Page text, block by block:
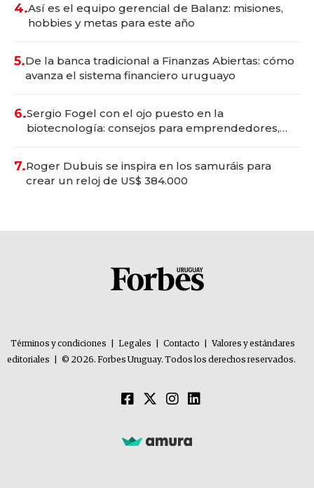
4.Así es el equipo gerencial de Balanz: misiones,
hobbies y metas para este año
5.De la banca tradicional a Finanzas Abiertas: cómo
avanza el sistema financiero uruguayo
6.Sergio Fogel con el ojo puesto en la
biotecnología: consejos para emprendedores,
7.Roger Dubuis se inspira en los samuráis para
crear un reloj de US$ 384.000
Términos y condiciones Legales Contacto
Valores y estándares
editoriales
© 2026. Forbes Uruguay. Todos los derechos reservados.